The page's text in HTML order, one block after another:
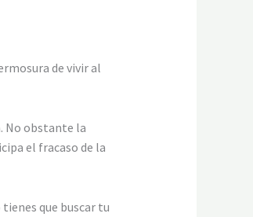
de vivir al
No obstante la
el fracaso de la
que buscar tu